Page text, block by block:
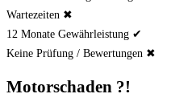
Wartezeiten ✖
12 Monate Gewährleistung ✔
Keine Prüfung / Bewertungen ✖
Motorschaden ?!